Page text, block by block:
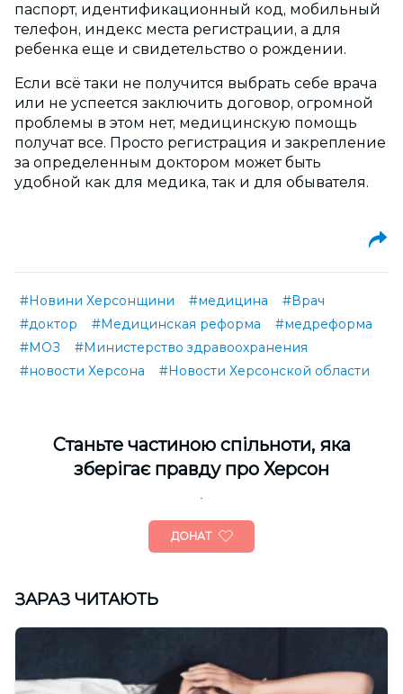
паспорт, идентификационный код, мобильный
телефон, индекс места регистрации, а для
ребенка еще и свидетельство о рождении.
Если всё таки не получится выбрать себе врача
или не успеется заключить договор, огромной
проблемы в этом нет, медицинскую помощь
получат все. Просто регистрация и закрепление
за определенным доктором может быть
удобной как для медика, так и для обывателя.
#Новини Херсонщини #медицина
#Врач
#доктор
#Медицинская реформа
#медреформа
#МОЗ
#Министерство здравоохранения
#новости Херсона
#Новости Херсонской области
Cтаньте частиною спільноти, яка
зберігає правду про Херсон
ДОНАТ
ЗАРАЗ ЧИТАЮТЬ